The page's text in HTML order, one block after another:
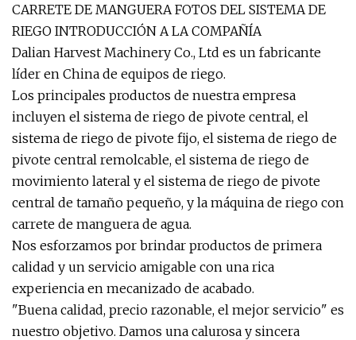
CARRETE DE MANGUERA FOTOS DEL SISTEMA DE
RIEGO INTRODUCCIÓN A LA COMPAÑÍA
Dalian Harvest Machinery Co., Ltd es un fabricante
líder en China de equipos de riego.
Los principales productos de nuestra empresa
incluyen el sistema de riego de pivote central, el
sistema de riego de pivote fijo, el sistema de riego de
pivote central remolcable, el sistema de riego de
movimiento lateral y el sistema de riego de pivote
central de tamaño pequeño, y la máquina de riego con
carrete de manguera de agua.
Nos esforzamos por brindar productos de primera
calidad y un servicio amigable con una rica
experiencia en mecanizado de acabado.
"Buena calidad, precio razonable, el mejor servicio" es
nuestro objetivo. Damos una calurosa y sincera